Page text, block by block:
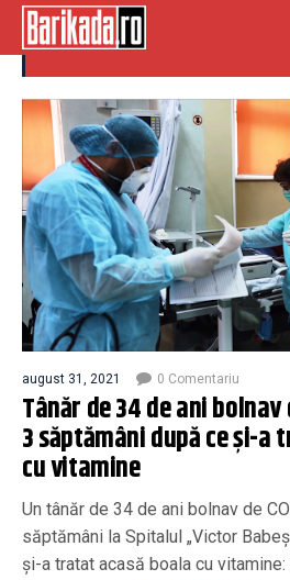
TANAR INTUBAT
august 31, 2021 0 Comentariu
Tânăr de 34 de ani bolnav
3 săptămâni după ce și-a
cu vitamine
Un tânăr de 34 de ani bolnav de
săptămâni la Spitalul „Victor
și-a tratat acasă boala cu